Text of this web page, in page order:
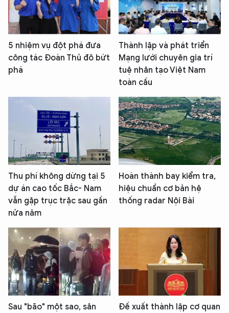
5 nhiệm vụ đột phá đưa
công tác Đoàn Thủ đô bứt
phá
Thành lập và phát triển
Mạng lưới chuyên gia trí
tuệ nhân tạo Việt Nam
toàn cầu
Thu phí không dừng tại 5
dự án cao tốc Bắc- Nam
vẫn gặp trục trặc sau gần
nửa năm
Hoàn thành bay kiểm tra,
hiệu chuẩn cơ bản hệ
thống radar Nội Bài
Sau "bão" một sao, sân
Đề xuất thành lập cơ quan